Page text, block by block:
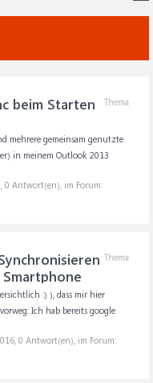
Thema
beim Starten
mehrere gemeinsam genutzte
in meinem Outlook 2013
, 0 Antwort(en), im Forum:
Thema
:) ), dass mir hier
Ich hab bereits google
, 0 Antwort(en), im Forum: